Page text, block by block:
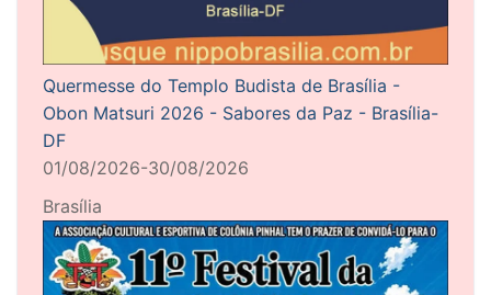
Quermesse do Templo Budista de Brasília -
Obon Matsuri 2026 - Sabores da Paz - Brasília-
DF
01/08/2026-30/08/2026
Brasília